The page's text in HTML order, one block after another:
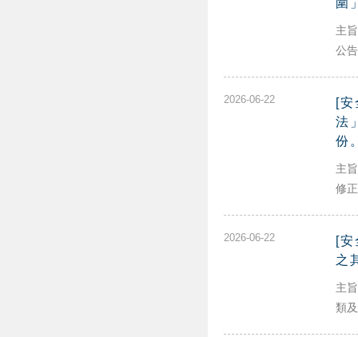
圍
主
公
2026-06-22
[安
法
份
主
修
2026-06-22
[安
之
主
類